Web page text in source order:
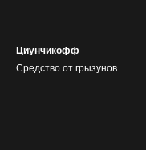
Циунчикофф
Средство от грызунов